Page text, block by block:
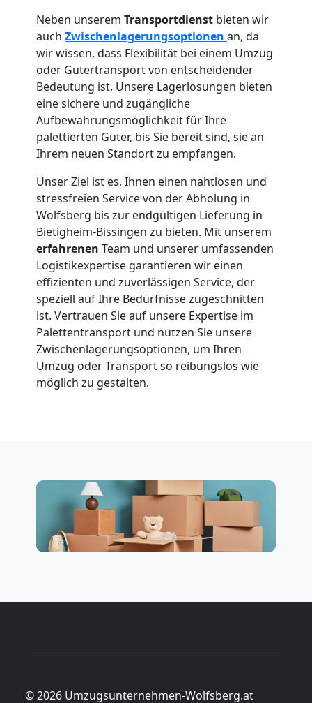
Neben unserem Transportdienst bieten wir
auch Zwischenlagerungsoptionen an, da
wir wissen, dass Flexibilität bei einem Umzug
oder Gütertransport von entscheidender
Bedeutung ist. Unsere Lagerlösungen bieten
eine sichere und zugängliche
Aufbewahrungsmöglichkeit für Ihre
palettierten Güter, bis Sie bereit sind, sie an
Ihrem neuen Standort zu empfangen.
Unser Ziel ist es, Ihnen einen nahtlosen und
stressfreien Service von der Abholung in
Wolfsberg bis zur endgültigen Lieferung in
Bietigheim-Bissingen zu bieten. Mit unserem
erfahrenen Team und unserer umfassenden
Logistikexpertise garantieren wir einen
effizienten und zuverlässigen Service, der
speziell auf Ihre Bedürfnisse zugeschnitten
ist. Vertrauen Sie auf unsere Expertise im
Palettentransport und nutzen Sie unsere
Zwischenlagerungsoptionen, um Ihren
Umzug oder Transport so reibungslos wie
möglich zu gestalten.
© 2026 Umzugsunternehmen-Wolfsberg.at